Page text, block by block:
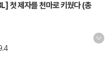
첫 제자를 천마로 키웠다 (총